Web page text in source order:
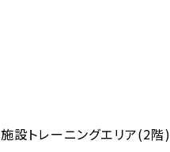
設トレーニングエリア(2階)